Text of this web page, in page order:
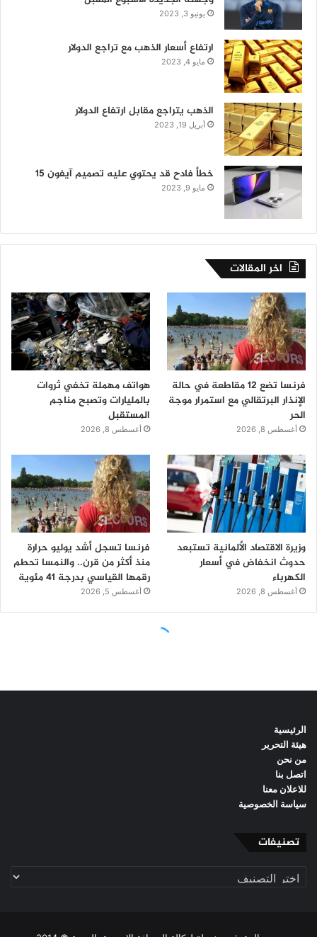
الرئيسية
هيئة التحرير
من نحن
اتصل بنا
للاعلان معنا
سياسة الخصوصية
تصنيفات
تصنيفات